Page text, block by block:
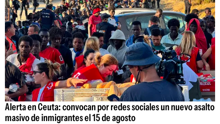
Alerta en Ceuta: convocan por redes sociales un nuevo asalto
masivo de inmigrantes el 15 de agosto